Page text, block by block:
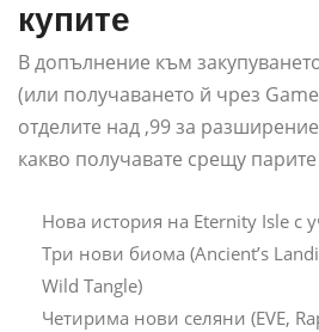
купите
В допълнение към
(или получаването й чрез
отделите над ,99 за
какво получавате срещу
Нова история на Eternity Isle с
Три нови биома (Ancient’s
Wild Tangle)
Четирима нови селяни (EVE,